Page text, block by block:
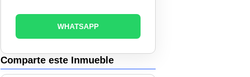
WHATSAPP
Comparte este Inmueble